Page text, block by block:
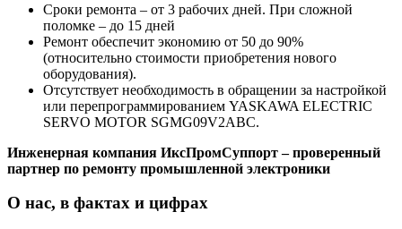
Сроки ремонта – от 3 рабочих дней. При сложной
поломке – до 15 дней
Ремонт обеспечит экономию от 50 до 90%
(относительно стоимости приобретения нового
оборудования).
Отсутствует необходимость в обращении за настройкой
или перепрограммированием YASKAWA ELECTRIC
SERVO MOTOR SGMG09V2ABC.
Инженерная компания ИксПромСуппорт – проверенный
партнер по ремонту промышленной электроники
О нас, в фактах и цифрах